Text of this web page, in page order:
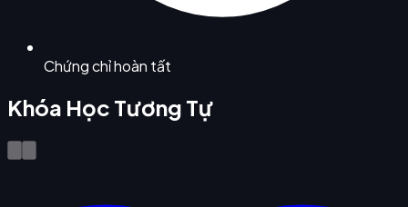
Chứng chỉ hoàn tất
Khóa Học Tương Tự